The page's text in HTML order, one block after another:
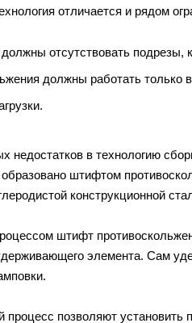
отличается и рядом
отсутствовать подрезы,
должны работать только
недостатков в технологию
штифтом
конструкционной
штифт
элемента. Сам
процесс позволяют